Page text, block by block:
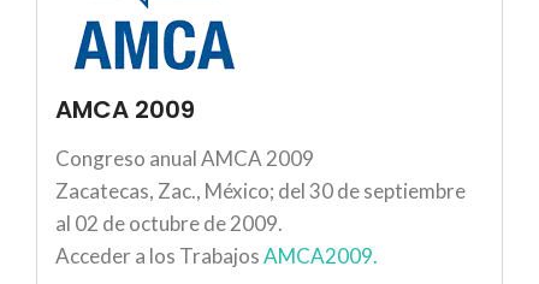
AMCA 2009
Congreso anual AMCA 2009
Zacatecas, Zac., México; del 30 de septiembre
al 02 de octubre de 2009.
Acceder a los TrabajosAMCA2009.